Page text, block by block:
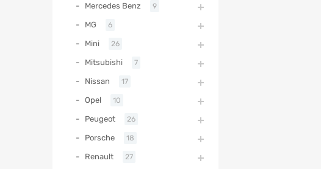
Mercedes Benz 9
MG 6
Mini 26
Mitsubishi 7
Nissan 17
Opel 10
Peugeot 26
Porsche 18
Renault 27